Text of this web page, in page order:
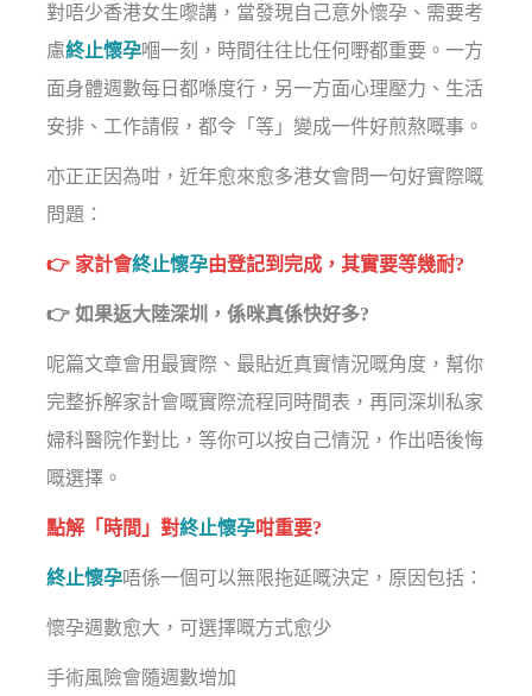
對唔少香港女生嚟講，當發現自己意外懷孕、需要考
慮終止懷孕嗰一刻，時間往往比任何嘢都重要。一方
面身體週數每日都喺度行，另一方面心理壓力、生活
安排、工作請假，都令「等」變成一件好煎熬嘅事。
亦正正因為咁，近年愈來愈多港女會問一句好實際嘅
問題：
👉 家計會終止懷孕由登記到完成，其實要等幾耐?
👉 如果返大陸深圳，係咪真係快好多?
呢篇文章會用最實際、最貼近真實情況嘅角度，幫你
完整拆解家計會嘅實際流程同時間表，再同深圳私家
婦科醫院作對比，等你可以按自己情況，作出唔後悔
嘅選擇。
點解「時間」對終止懷孕咁重要?
終止懷孕唔係一個可以無限拖延嘅決定，原因包括：
懷孕週數愈大，可選擇嘅方式愈少
手術風險會隨週數增加